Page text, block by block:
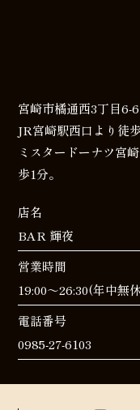
宮崎市橘通西3丁目6-
JR宮崎駅西口より徒歩
ミスタードーナツ宮
歩1分。
店名
BAR 輝夜
営業時間
19:00～26:30(年中無
電話番号
0985-27-6103